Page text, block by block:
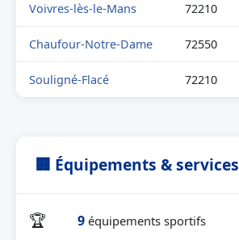
Voivres-lès-le-Mans 72210
Chaufour-Notre-Dame 72550
Souligné-Flacé 72210
🏢 Équipements & services
🏆 9 équipements sportifs